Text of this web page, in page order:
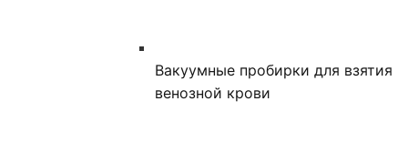
Вакуумные пробирки для взятия
венозной крови